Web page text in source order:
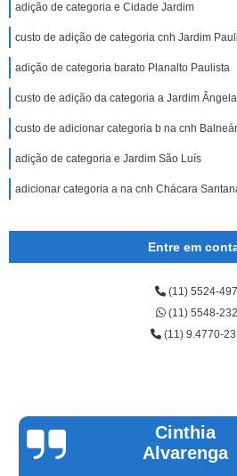
adição de categoria e Cidade Jardim
custo de adição de categoria cnh Jardim
adição de categoria barato Planalto Paulista
custo de adição da categoria a Jardim Ângela
custo de adicionar categoria b na cnh
adição de categoria e Jardim São Luís
adicionar categoria a na cnh Chácara
Entre em
(11) 5524-
(11) 5548-
(11) 9.4770-
Cinthia
Alvarenga